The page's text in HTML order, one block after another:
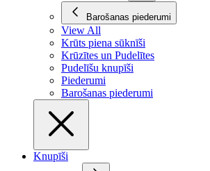
Barošanas piederumi
View All
Krūts piena sūknīši
Krūzītes un Pudelītes
Pudelīšu knupīši
Piederumi
Barošanas piederumi
Knupīši